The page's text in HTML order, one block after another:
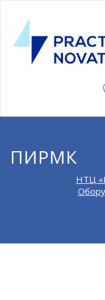
ПИРМК
НТЦ